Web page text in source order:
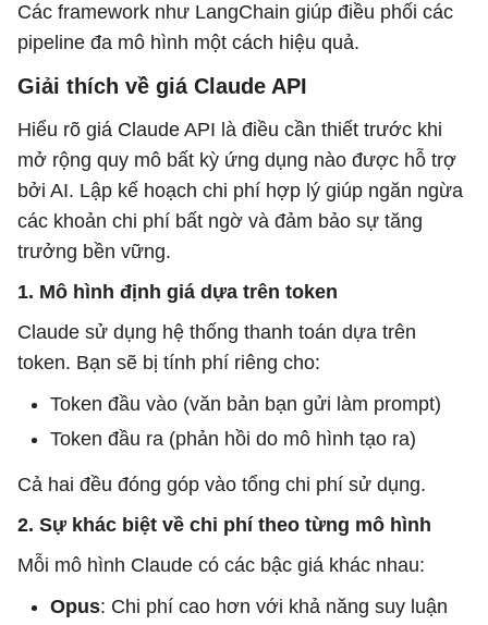
Các framework như LangChain giúp điều phối các
pipeline đa mô hình một cách hiệu quả.
Giải thích về giá Claude API
Hiểu rõ giá Claude API là điều cần thiết trước khi
mở rộng quy mô bất kỳ ứng dụng nào được hỗ trợ
bởi AI. Lập kế hoạch chi phí hợp lý giúp ngăn ngừa
các khoản chi phí bất ngờ và đảm bảo sự tăng
trưởng bền vững.
1. Mô hình định giá dựa trên token
Claude sử dụng hệ thống thanh toán dựa trên
token. Bạn sẽ bị tính phí riêng cho:
Token đầu vào (văn bản bạn gửi làm prompt)
Token đầu ra (phản hồi do mô hình tạo ra)
Cả hai đều đóng góp vào tổng chi phí sử dụng.
2. Sự khác biệt về chi phí theo từng mô hình
Mỗi mô hình Claude có các bậc giá khác nhau:
Opus: Chi phí cao hơn với khả năng suy luận